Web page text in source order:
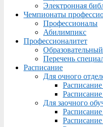
Электронная
Чемпионаты
Профессионалы
Абилимпикс
Профессионалитет
Перечень
Расписание
Для очного
Для заочного